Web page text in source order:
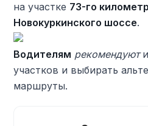
на участке 73-го
Новокуркинского шоссе.
Водителям рекомендуют
участков и выбирать
маршруты.